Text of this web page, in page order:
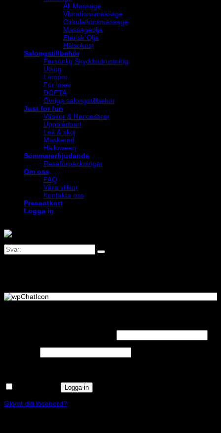
All Massage
Vibrationsmassage
Cirkulationsmassage
Massageolja
Eterisk Olja
Hälsokost
Salongstillbehör
Personlig Skyddsutrustning
Utsug
Lampor
För laser
DOFTA
Övriga salongstillbehör
Just for fun
Väskor & Neccesärer
Uppblåsbart
Lek & skoj
Maskerad
Halloween
Sommarerbjudande
Reseförpackningar
Om oss
FAQ
Våra villkor
Kontakta oss
Presentkort
Logga in
Logga in
Glömt ditt lösenord?